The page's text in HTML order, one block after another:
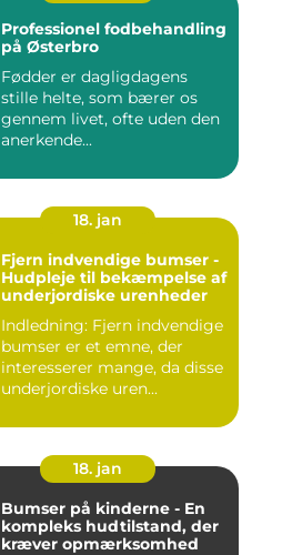
Professionel fodbehandling
på Østerbro
Fødder er dagligdagens
stille helte, som bærer os
gennem livet, ofte uden den
anerkende...
18. jan
Fjern indvendige bumser -
Hudpleje til bekæmpelse af
underjordiske urenheder
Indledning: Fjern indvendige
bumser er et emne, der
interesserer mange, da disse
underjordiske uren...
18. jan
Bumser på kinderne - En
kompleks hudtilstand, der
kræver opmærksomhed